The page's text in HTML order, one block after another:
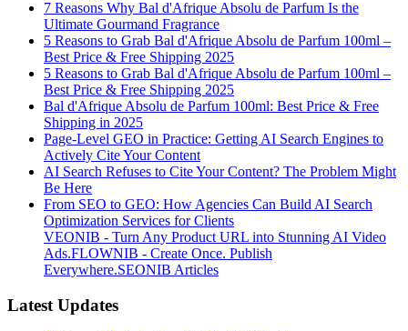
7 Reasons Why Bal d'Afrique Absolu de Parfum Is the
Ultimate Gourmand Fragrance
5 Reasons to Grab Bal d'Afrique Absolu de Parfum 100ml –
Best Price & Free Shipping 2025
5 Reasons to Grab Bal d'Afrique Absolu de Parfum 100ml –
Best Price & Free Shipping 2025
Bal d'Afrique Absolu de Parfum 100ml: Best Price & Free
Shipping in 2025
Page-Level GEO in Practice: Getting AI Search Engines to
Actively Cite Your Content
AI Search Refuses to Cite Your Content? The Problem Might
Be Here
From SEO to GEO: How Agencies Can Build AI Search
Optimization Services for Clients
VEONIB - Turn Any Product URL into Stunning AI Video
Ads.FLOWNIB - Create Once. Publish
Everywhere.SEONIB Articles
Latest Updates